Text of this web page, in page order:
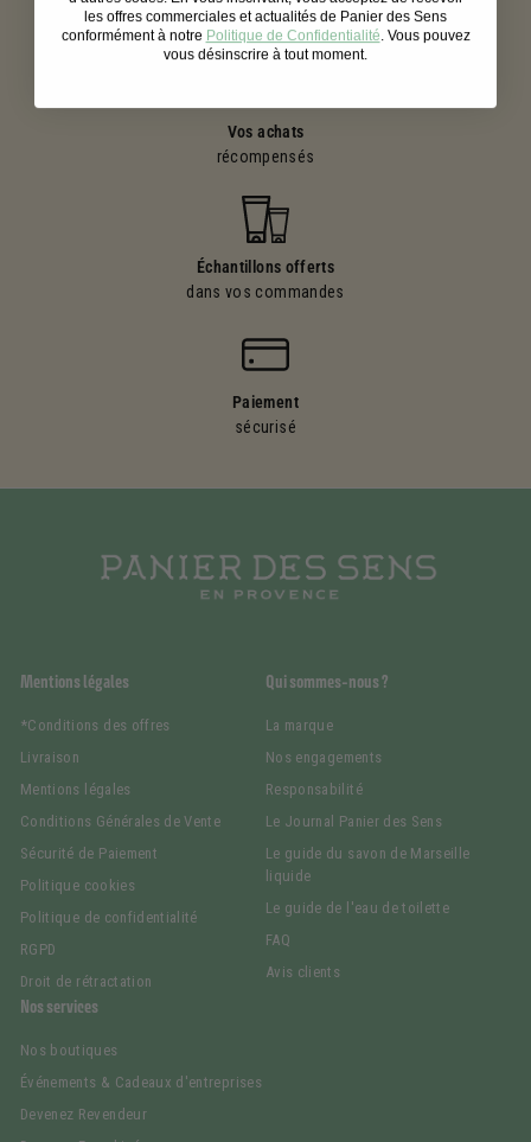
dès 39€ d'achat
Vos achats
récompensés
Échantillons offerts
dans vos commandes
Paiement
sécurisé
Mentions légales
*Conditions des offres
Livraison
Mentions légales
Conditions Générales de Vente
Sécurité de Paiement
Politique cookies
Politique de confidentialité
RGPD
Droit de rétractation
Qui sommes-nous ?
La marque
Nos engagements
Responsabilité
Le Journal Panier des Sens
Le guide du savon de Marseille
liquide
Le guide de l'eau de toilette
FAQ
Avis clients
Nos services
Nos boutiques
Événements & Cadeaux d'entreprises
Devenez Revendeur
les offres commerciales et actualités de Panier des Sens
conformément à notre Politique de Confidentialité . Vous pouvez
vous désinscrire à tout moment.